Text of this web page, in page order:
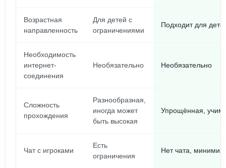
Возрастная
направленность
Для детей с
ограничениями
Подходит для
Необходимость
интернет-
соединения
Необязательно Необязательно
Сложность
прохождения
Разнообразная,
иногда может
быть высокая
Упрощённая,
Чат с игроками
Есть
ограничения
Нет чата,